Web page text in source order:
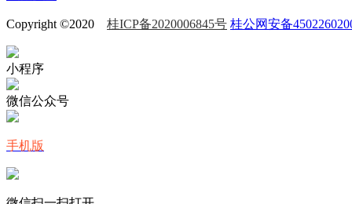
Copyright ©2020 桂ICP备2020006845号 桂公网安备
小程序
微信公众号
手机版